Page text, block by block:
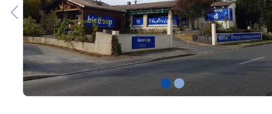
Previous